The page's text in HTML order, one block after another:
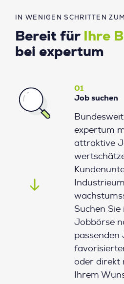
IN WENIGEN SCHRITTEN
Bereit für
Ihre
bei expertum
01
Job suchen
expertum
attraktive
Suchen
Jobbörse
passenden
oder direkt
Ihrem